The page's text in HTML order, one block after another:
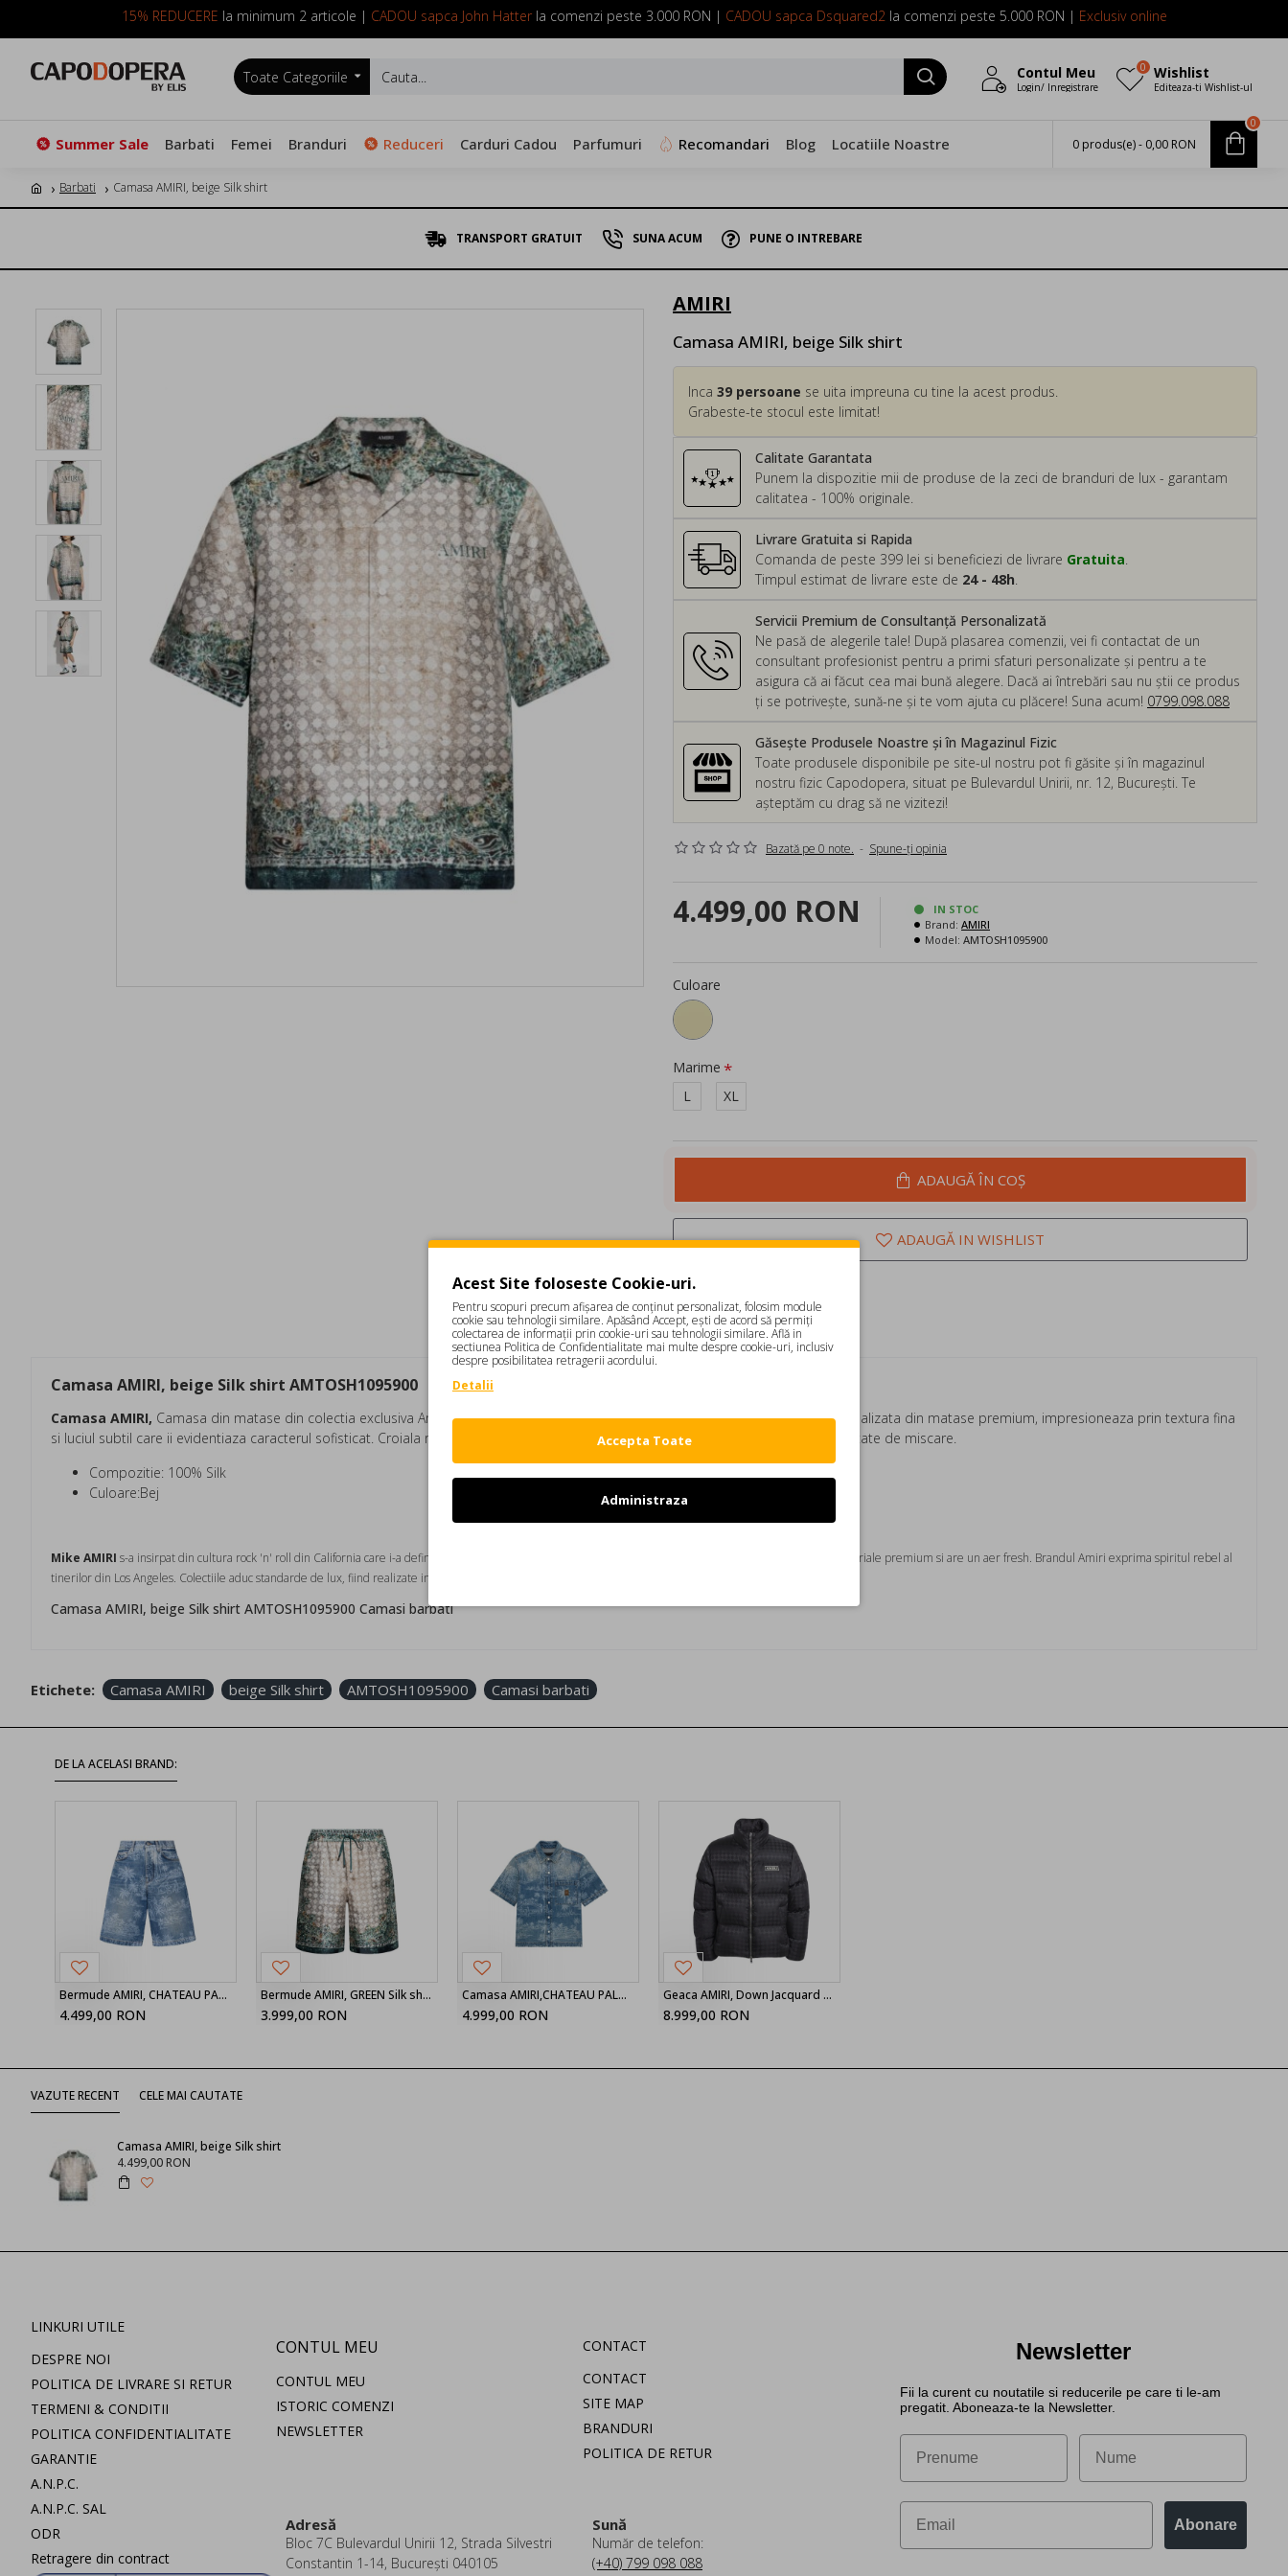
15% REDUCERE la minimum 2 articole | CADOU sapca John Hatterla comenzi peste 3.000 RON | CADOU sapca Dsquared2la comenzi peste 5.000 RON | Exclusiv online
SUNA ACUM: 0799 098 088
Toate Categoriile Contul Meu
Login/ Inregistrare
Wishlist
Editeaza-ti Wishlist-ul
0
Summer Sale Barbati Femei Branduri Reduceri Carduri Cadou Parfumuri Recomandari Blog Locatiile Noastre 0 produs(e) - 0,00 RON
0
Barbati Camasa AMIRI, beige Silk shirt
TRANSPORT GRATUIT SUNA ACUM PUNE O INTREBARE
AMIRI
Camasa AMIRI, beige Silk shirt
Calitate Garantata
Punem la dispozitie mii de produse de la zeci de branduri de lux - garantam
calitatea - 100% originale.
Inca 39 persoane se uita impreuna cu tine la acest produs.
Grabeste-te stocul este limitat!
Servicii Premium de Consultanță Personalizată
Ne pasă de alegerile tale! După plasarea comenzii, vei fi contactat de un
consultant profesionist pentru a primi sfaturi personalizate și pentru a te
asigura că ai făcut cea mai bună alegere. Dacă ai întrebări sau nu știi ce produs
ți se potrivește, sună-ne și te vom ajuta cu plăcere! Suna acum! 0799.098.088
Livrare Gratuita si Rapida
Comanda de peste 399 lei si beneficiezi de livrare Gratuita.
Timpul estimat de livrare este de 24 - 48h.
Găsește Produsele Noastre și în Magazinul Fizic
Toate produsele disponibile pe site-ul nostru pot fi găsite și în magazinul
nostru fizic Capodopera, situat pe Bulevardul Unirii, nr. 12, București. Te
așteptăm cu drag să ne vizitezi!
Bazată pe 0 note. - Spune-ţi opinia
4.499,00 RON
IN STOC
Brand: AMIRI
Model: AMTOSH1095900
Culoare
Marime
L
XL
ADAUGĂ ÎN COŞ
ADAUGĂ IN WISHLIST
DESCRIERE REVIEW-URI
Camasa AMIRI, beige Silk shirt AMTOSH1095900
Camasa AMIRI, Camasa din matase din colectia exclusiva Amiri reprezinta expresia elegantei rafinate si a luxului contemporan. Realizata din matase premium, impresioneaza prin textura fina
si luciul subtil care ii evidentiaza caracterul sofisticat. Croiala relaxata, cu guler camp deschis si maneci scurte, ofera confort si libertate de miscare.
Compozitie: 100% Silk
Culoare:Bej
Mike AMIRI s-a insirpat din cultura rock 'n' roll din California care i-a definit debutul. Gama casual de imbracaminte, denim și accesorii este realizata din materiale premium si are un aer fresh. Brandul Amiri exprima spiritul rebel al
tinerilor din Los Angeles. Colectiile aduc standarde de lux, fiind realizate in cele mai mari fabrici din Italia si Japonia si Los Angeles
Camasa AMIRI, beige Silk shirt AMTOSH1095900 Camasi barbati
Etichete: Camasa AMIRI beige Silk shirt AMTOSH1095900 Camasi barbati
DE LA ACELASI BRAND:
Bermude AMIRI, CHATEAU PALMS DENIM SHORT
4.499,00 RON
Bermude AMIRI, GREEN Silk shorts
3.999,00 RON
Camasa AMIRI,CHATEAU PALMS DENIM SHIRT
4.999,00 RON
Geaca AMIRI, Down Jacquard Logo Puffer Jacket
8.999,00 RON
VAZUTE RECENT CELE MAI CAUTATE
Camasa AMIRI, beige Silk shirt
4.499,00 RON
LINKURI UTILE
DESPRE NOI
POLITICA DE LIVRARE SI RETUR
TERMENI & CONDITII
POLITICA CONFIDENTIALITATE
GARANTIE
A.N.P.C.
A.N.P.C. SAL
ODR
Retragere din contract
CONTUL MEU
CONTUL MEU
ISTORIC COMENZI
NEWSLETTER
CONTACT
CONTACT
SITE MAP
BRANDURI
POLITICA DE RETUR
Adresă
Bloc 7C Bulevardul Unirii 12, Strada Silvestri
Constantin 1-14, București 040105
Sună
Număr de telefon:
(+40) 799 098 088
Newsletter
Fii la curent cu noutatile si reducerile pe care ti le-am
pregatit. Aboneaza-te la Newsletter.
Abonare
Acest Site foloseste Cookie-uri.
Pentru scopuri precum afișarea de conținut personalizat, folosim module
cookie sau tehnologii similare. Apăsând Accept, ești de acord să permiți
colectarea de informații prin cookie-uri sau tehnologii similare. Află in
sectiunea Politica de Confidentialitate mai multe despre cookie-uri, inclusiv
despre posibilitatea retragerii acordului.
Detalii
Accepta Toate
Administraza